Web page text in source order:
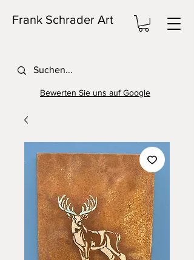
Frank Schrader Art
Bewerten Sie uns auf Google